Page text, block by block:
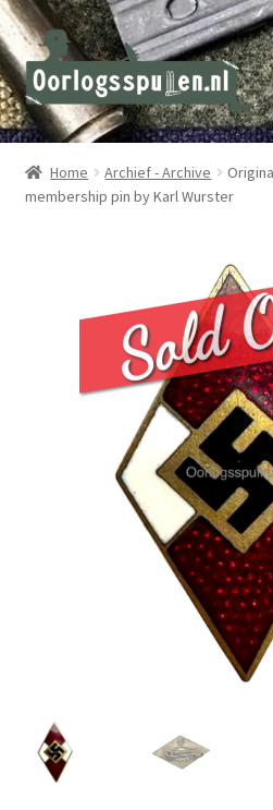
Skip
to
navigation
Skip
to
content
Winkel – Shop
Over ons – About us
Contact
Terms & Conditions – Shipping &
Home Archief - Archive
membership pin by Karl Wurster